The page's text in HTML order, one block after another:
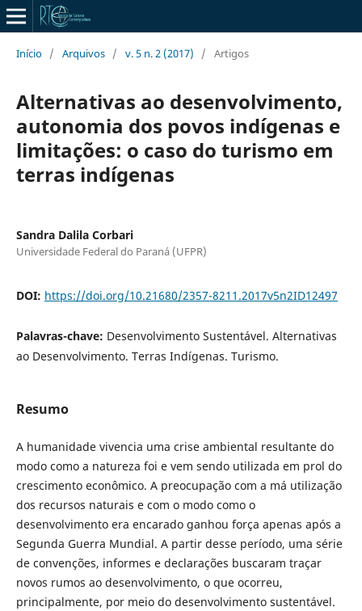
Início / Arquivos / v. 5 n. 2 (2017) / Artigos
Alternativas ao desenvolvimento,
autonomia dos povos indígenas e
limitações: o caso do turismo em
terras indígenas
Sandra Dalila Corbari
Universidade Federal do Paraná (UFPR)
DOI: https://doi.org/10.21680/2357-8211.2017v5n2ID12497
Palavras-chave: Desenvolvimento Sustentável. Alternativas
ao Desenvolvimento. Terras Indígenas. Turismo.
Resumo
A humanidade vivencia uma crise ambiental resultante do
modo como a natureza foi e vem sendo utilizada em prol do
crescimento econômico. A preocupação com a má utilização
dos recursos naturais e com o modo como o
desenvolvimento era encarado ganhou força apenas após a
Segunda Guerra Mundial. A partir desse período, uma série
de convenções, informes e declarações buscaram traçar
novos rumos ao desenvolvimento, o que ocorreu,
principalmente, por meio do desenvolvimento sustentável.